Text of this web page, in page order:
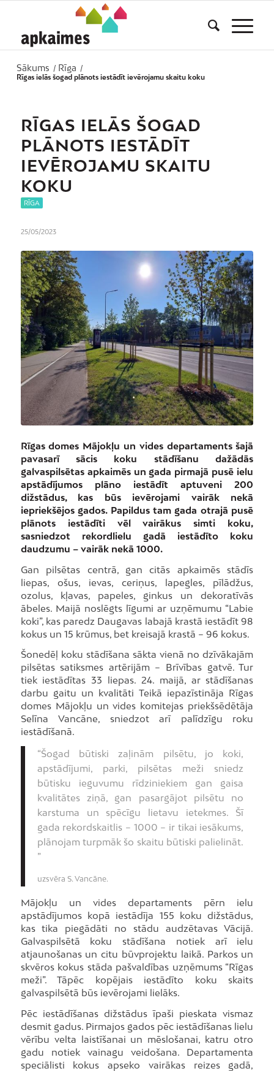
Sākums / Rīga
/
Rīgas ielās šogad plānots iestādīt ievērojamu skaitu koku
RĪGAS IELĀS ŠOGAD
PLĀNOTS IESTĀDĪT
IEVĒROJAMU SKAITU
KOKU
RĪGA
25/05/2023
Rīgas domes Mājokļu un vides departaments šajā
pavasarī sācis koku stādīšanu dažādās
galvaspilsētas apkaimēs un gada pirmajā pusē ielu
apstādījumos plāno iestādīt aptuveni 200
dižstādus, kas būs ievērojami vairāk nekā
iepriekšējos gados. Papildus tam gada otrajā pusē
plānots iestādīti vēl vairākus simti koku,
sasniedzot rekordlielu gadā iestādīto koku
daudzumu – vairāk nekā 1000.
Gan pilsētas centrā, gan citās apkaimēs stādīs
liepas, ošus, ievas, ceriņus, lapegles, pīlādžus,
ozolus, kļavas, papeles, ginkus un dekoratīvās
ābeles. Maijā noslēgts līgumi ar uzņēmumu “Labie
koki”, kas paredz Daugavas labajā krastā iestādīt 98
kokus un 15 krūmus, bet kreisajā krastā – 96 kokus.
Šonedēļ koku stādīšana sākta vienā no dzīvākajām
pilsētas satiksmes artērijām – Brīvības gatvē. Tur
tiek iestādītas 33 liepas. 24. maijā, ar stādīšanas
darbu gaitu un kvalitāti Teikā iepazīstināja Rīgas
domes Mājokļu un vides komitejas priekšsēdētāja
Selīna Vancāne, sniedzot arī palīdzīgu roku
iestādīšanā.
“Šogad būtiski zaļinām pilsētu, jo koki,
apstādījumi, parki, pilsētas meži sniedz
būtisku ieguvumu rīdziniekiem gan gaisa
kvalitātes ziņā, gan pasargājot pilsētu no
karstuma un spēcīgu lietavu ietekmes. Šī
gada rekordskaitlis – 1000 – ir tikai iesākums,
plānojam turpmāk šo skaitu būtiski palielināt.
”
uzsvēra S. Vancāne.
Mājokļu un vides departaments pērn ielu
apstādījumos kopā iestādīja 155 koku dižstādus,
kas tika piegādāti no stādu audzētavas Vācijā.
Galvaspilsētā koku stādīšana notiek arī ielu
atjaunošanas un citu būvprojektu laikā. Parkos un
skvēros kokus stāda pašvaldības uzņēmums “Rīgas
meži”. Tāpēc kopējais iestādīto koku skaits
galvaspilsētā būs ievērojami lielāks.
Pēc iestādīšanas dižstādus īpaši pieskata vismaz
desmit gadus. Pirmajos gados pēc iestādīšanas lielu
vērību velta laistīšanai un mēslošanai, katru otro
gadu notiek vainagu veidošana. Departamenta
speciālisti kokus apseko vairākas reizes gadā,